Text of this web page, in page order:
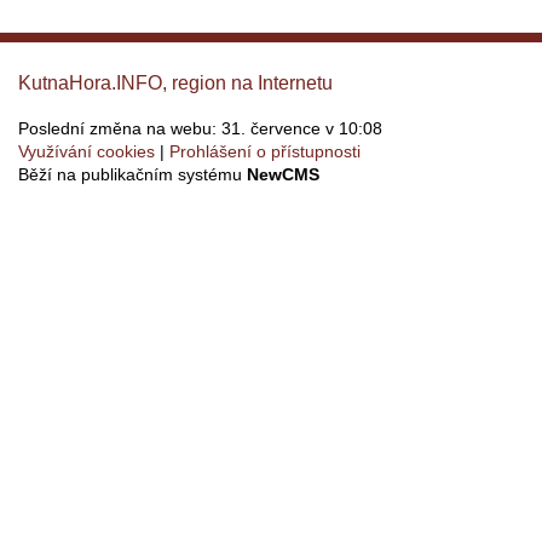
KutnaHora.INFO, region na Internetu
Poslední změna na webu: 31. července v 10:08
Využívání cookies
Prohlášení o přístupnosti
Běží na publikačním systému NewCMS